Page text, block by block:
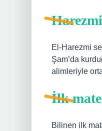
El-Harezmi
Şam’da
alimleriyle
İlk
Bilinen ilk